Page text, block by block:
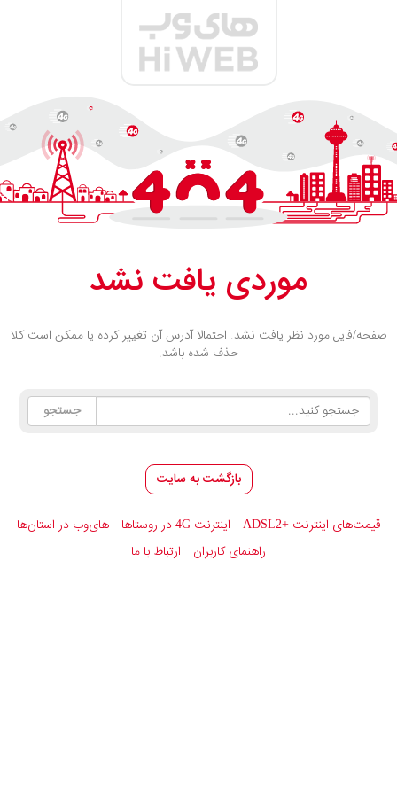
موردی یافت نشد
صفحه/فایل مورد نظر یافت نشد. احتمالا آدرس آن تغییر کرده یا ممکن است کلا
حذف شده باشد.
بازگشت به سایت
قیمت‌های اینترنتADSL2+ اینترنت 4G در روستاها
های‌وب در استان‌ها
راهنمای کاربران
ارتباط با ما